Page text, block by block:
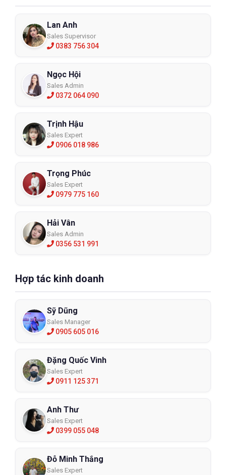
Lan Anh
Sales Supervisor
0383 756 304
Ngọc Hội
Sales Admin
0372 064 090
Trịnh Hậu
Sales Expert
0906 018 986
Trọng Phúc
Sales Expert
0979 775 160
Hải Vân
Sales Admin
0356 531 991
Hợp tác kinh doanh
Sỹ Dũng
Sales Manager
0905 605 016
Đặng Quốc Vinh
Sales Expert
0911 125 371
Anh Thư
Sales Expert
0399 055 048
Đỗ Minh Thắng
Sales Expert